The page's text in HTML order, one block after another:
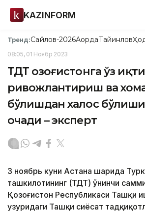
KAZINFORM
Тренд:Сайлов-2026АқордаТайинлов
08:05, 01 Ноябр 2023
ТДТ Қозоғистонга ўз
ривожлантириш ва
бўлишдан халос
очади – эксперт
3 ноябрь куни Астана шаҳрида
ташкилотининг (ТДТ) ўнинчи
Қозоғистон Республикаси Ташқи
ҳузуридаги Ташқи сиёсат